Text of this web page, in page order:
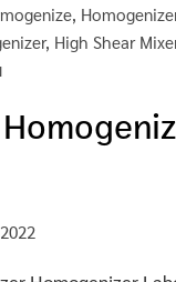
,
, High Shear